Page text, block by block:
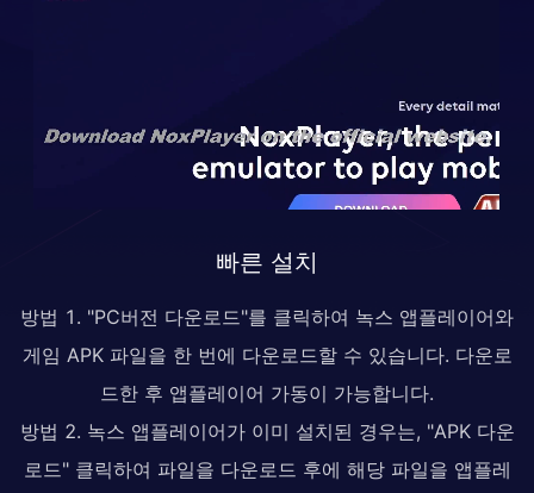
빠른 설치
방법 1. "PC버전 다운로드"를 클릭하여 녹스 앱플레이어와
게임 APK 파일을 한 번에 다운로드할 수 있습니다. 다운로
드한 후 앱플레이어 가동이 가능합니다.
방법 2. 녹스 앱플레이어가 이미 설치된 경우는, "APK 다운
로드" 클릭하여 파일을 다운로드 후에 해당 파일을 앱플레